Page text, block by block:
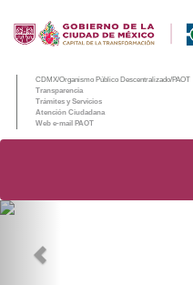
CDMX/Organismo Público Descentralizado/PAOT
Transparencia
Trámites y Servicios
Atención Ciudadana
Web e-mail PAOT